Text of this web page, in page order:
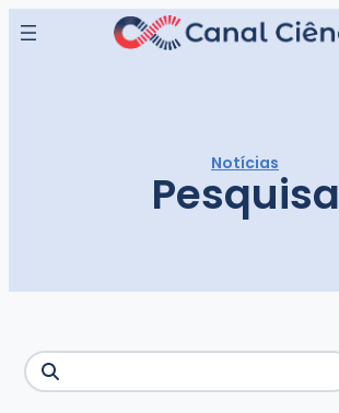
para
Notícias
Pesquisa
Buscar